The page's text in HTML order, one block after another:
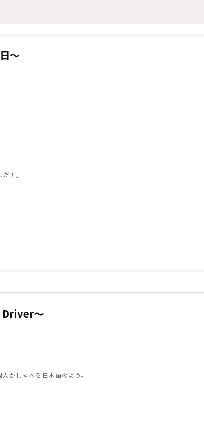
〜
！」
〜
がしゃべる日本語のよう。